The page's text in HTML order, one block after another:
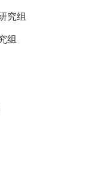
究组
组